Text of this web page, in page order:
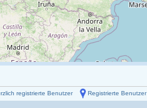
registrierte Benutzer Registrierte Benutzer